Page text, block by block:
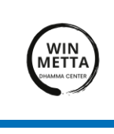
content